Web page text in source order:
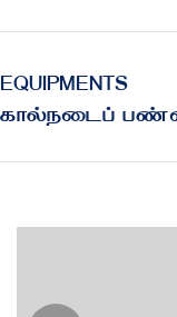
EQUIPMENTS
கால்நடைப்